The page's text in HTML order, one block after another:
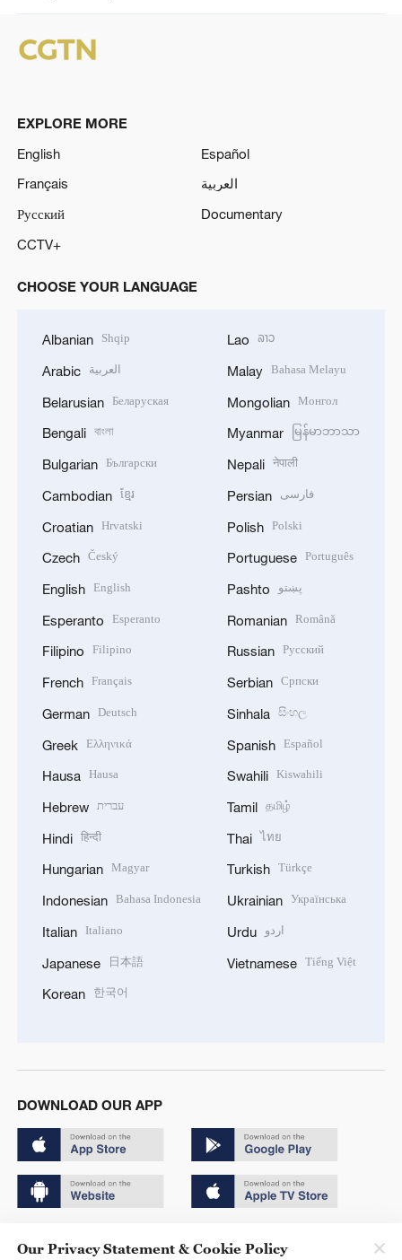
EXPLORE MORE
English
Español
Français
العربية
Русский
Documentary
CCTV+
CHOOSE YOUR LANGUAGE
Albanian Shqip
Arabic العربية
Belarusian Беларуская
Bengali বাংলা
Bulgarian Български
Cambodian ខ្មែរ
Croatian Hrvatski
Czech Český
English English
Esperanto Esperanto
Filipino Filipino
French Français
German Deutsch
Greek Ελληνικά
Hausa Hausa
Hebrew עברית
Hindi हिन्दी
Hungarian Magyar
Indonesian Bahasa Indonesia
Italian Italiano
Japanese 日本語
Korean 한국어
Lao ລາວ
Malay Bahasa Melayu
Mongolian Монгол
Myanmar မြန်မာဘာသာ
Nepali नेपाली
Persian فارسی
Polish Polski
Portuguese Português
Pashto پښتو
Romanian Română
Russian Русский
Serbian Српски
Sinhala සිංහල
Spanish Español
Swahili Kiswahili
Tamil தமிழ்
Thai ไทย
Turkish Türkçe
Ukrainian Українська
Urdu اردو
Vietnamese Tiếng Việt
DOWNLOAD OUR APP
Our Privacy Statement & Cookie Policy